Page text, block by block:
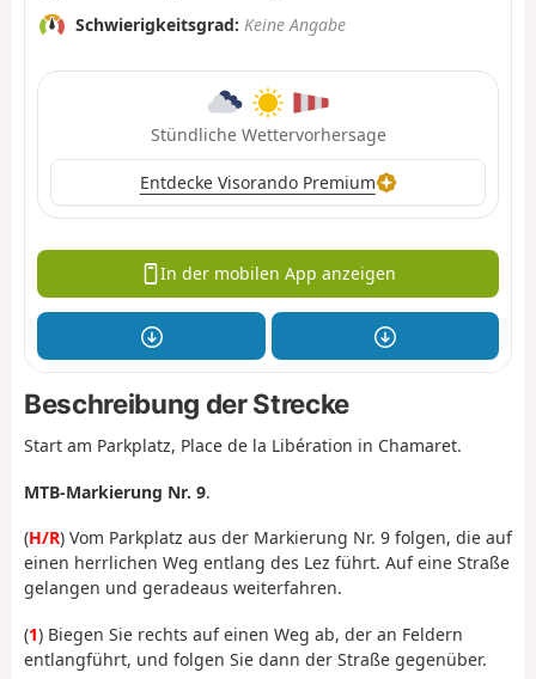
Schwierigkeitsgrad: Keine Angabe
Stündliche Wettervorhersage
Entdecke Visorando Premium
In der mobilen App anzeigen
Beschreibung der Strecke
Start am Parkplatz, Place de la Libération in Chamaret.
MTB-Markierung Nr. 9.
(H/R) Vom Parkplatz aus der Markierung Nr. 9 folgen, die auf
einen herrlichen Weg entlang des Lez führt. Auf eine Straße
gelangen und geradeaus weiterfahren.
(1) Biegen Sie rechts auf einen Weg ab, der an Feldern
entlangführt, und folgen Sie dann der Straße gegenüber.